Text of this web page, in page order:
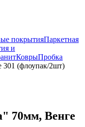
покрытияПаркетная
и
КоврыПробка
301 (флоупак/2шт)
70мм, Венге